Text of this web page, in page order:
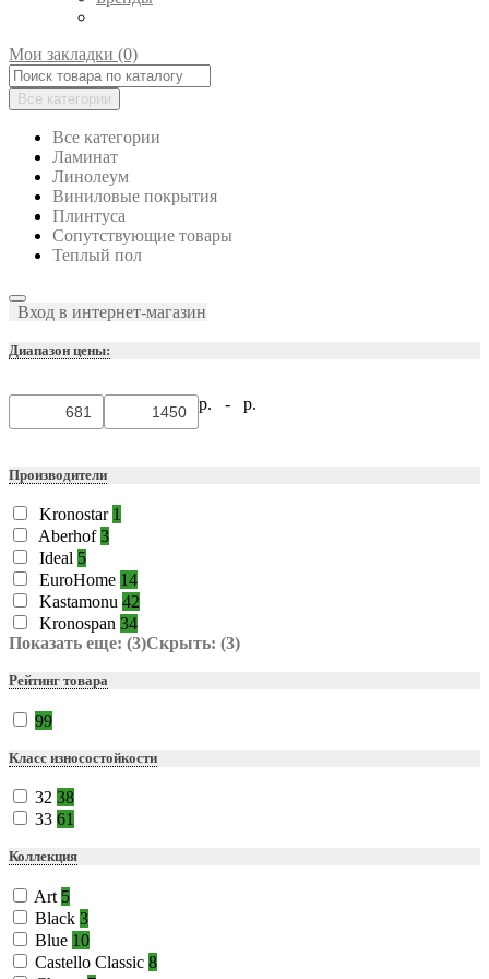
Мои закладки (0)
Все категории
Все категории
Ламинат
Линолеум
Виниловые покрытия
Плинтуса
Сопутствующие товары
Теплый пол
Вход в интернет-магазин
Диапазон цены:
р. - р.
Производители
Kronostar 1
Aberhof3
Ideal 5
EuroHome 14
Kastamonu 42
Kronospan 34
Показать еще: (3)Скрыть: (3)
Рейтинг товара
99
Класс износостойкости
32 38
33 61
Коллекция
Art 5
Black 3
Blue 10
Castello Classic 8